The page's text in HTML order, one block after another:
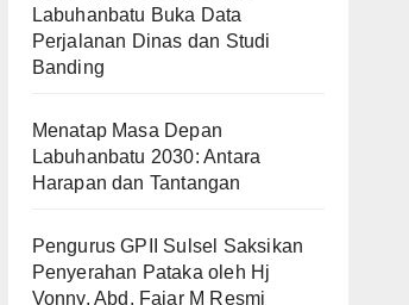
Labuhanbatu Buka Data
Perjalanan Dinas dan Studi
Banding
Menatap Masa Depan
Labuhanbatu 2030: Antara
Harapan dan Tantangan
Pengurus GPII Sulsel Saksikan
Penyerahan Pataka oleh Hj
Vonny, Abd. Fajar M Resmi